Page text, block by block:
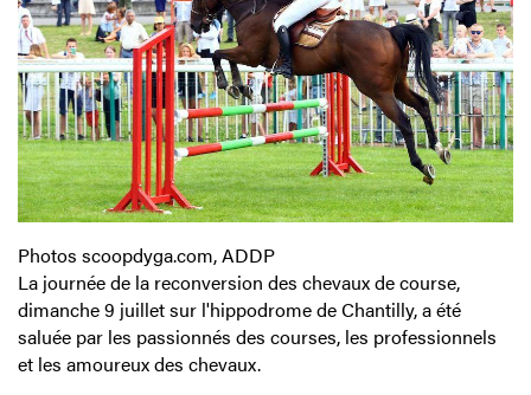
Photos scoopdyga.com, ADDP
La journée de la reconversion des chevaux de course,
dimanche 9 juillet sur l'hippodrome de Chantilly, a été
saluée par les passionnés des courses, les professionnels
et les amoureux des chevaux.